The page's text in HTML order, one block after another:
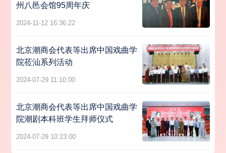
州八邑会馆95周年庆
2024-11-12 16:36:22
北京潮商会代表等出席中国戏曲学
院莅汕系列活动
2024-07-29 11:10:00
北京潮商会代表等出席中国戏曲学
院潮剧本科班学生拜师仪式
2024-07-29 10:23:00